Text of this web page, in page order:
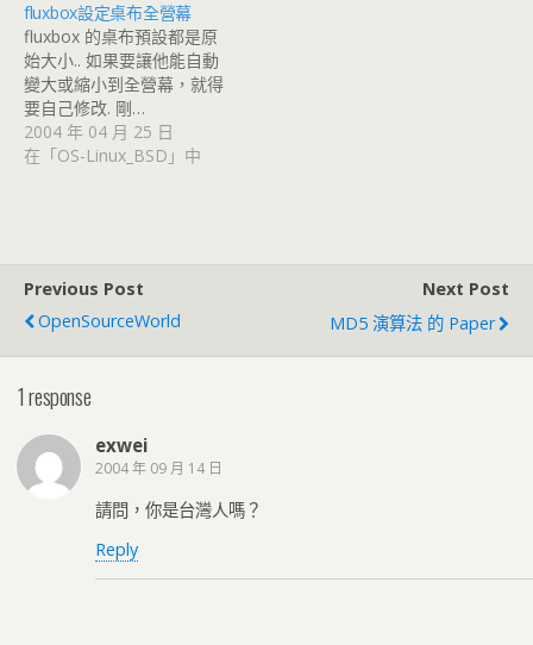
fluxbox設定桌布全營幕
fluxbox 的桌布預設都是原
始大小.. 如果要讓他能自動
變大或縮小到全營幕，就得
要自己修改. 剛…
2004 年 04 月 25 日
在「OS-Linux_BSD」中
Previous Post
OpenSourceWorld
Next Post
MD5 演算法 的 Paper
1 response
exwei
2004 年 09 月 14 日
請問，你是台灣人嗎？
Reply